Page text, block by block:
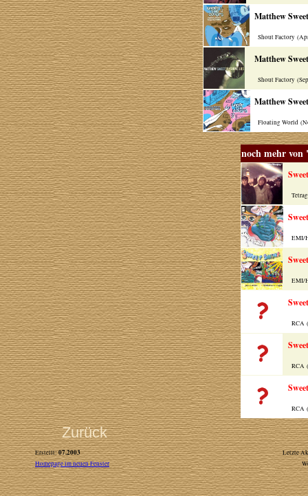
Matthew
Shout Factory
Matthew Sweet
Shout Factory
Matthew
Floating World
noch mehr von
Sweet
Sweet
EMI/
Sweet
EMI/
Sweet
RCA
Sweet
RCA
Sweet
RCA
Zurück
Erstellt:07.2003
Letzte
Homepage im neuen Fenster